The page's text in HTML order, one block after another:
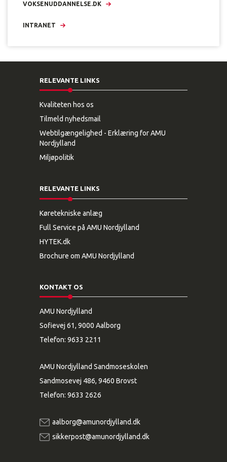
VOKSENUDDANNELSE.DK
INTRANET
RELEVANTE LINKS
Kvaliteten hos os
Tilmeld nyhedsmail
Webtilgængelighed - Erklæring for AMU
Nordjylland
Miljøpolitik
RELEVANTE LINKS
Køretekniske anlæg
Full Service på AMU Nordjylland
HYTEK.dk
Brochure om AMU Nordjylland
KONTAKT OS
AMU Nordjylland
Sofievej 61, 9000 Aalborg
Telefon: 9633 2211
AMU Nordjylland Sandmoseskolen
Sandmosevej 486, 9460 Brovst
Telefon: 9633 2626
aalborg@amunordjylland.dk
sikkerpost@amunordjylland.dk